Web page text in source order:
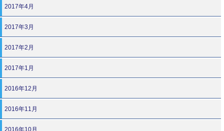
2017年4月
2017年3月
2017年2月
2017年1月
2016年12月
2016年11月
2016年10月